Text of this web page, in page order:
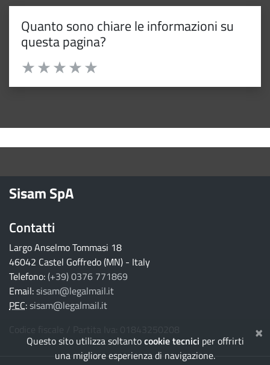
Questo sito utilizza soltantocookie tecnici per offrirti
una migliore esperienza di navigazione.
×
Quanto sono chiare le informazioni su
questa pagina?
Valuta da 1 a 5 stelle la pagina
Sisam SpA
Contatti
Largo Anselmo Tommasi 18
46042 Castel Goffredo (MN) - Italy
Telefono:(+39) 0376 771869
Email:sisam@legalmail.it
PEC:sisam@legalmail.it